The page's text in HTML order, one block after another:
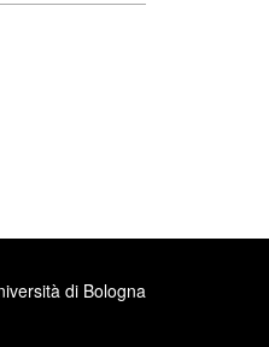
di Bologna